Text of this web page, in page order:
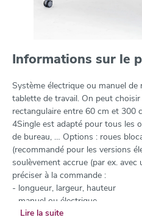
Informations sur le
Système électrique ou manuel de
tablette de travail. On peut
rectangulaire entre 60 cm et 300
4Single est adapté pour tous les
de bureau, … Options : roues
(recommandé pour les versions
soulèvement accrue (par ex.
préciser à la commande :
- longueur, largeur, hauteur
- manuel ou électrique
- l’emplacement de la commande
Lire la suite